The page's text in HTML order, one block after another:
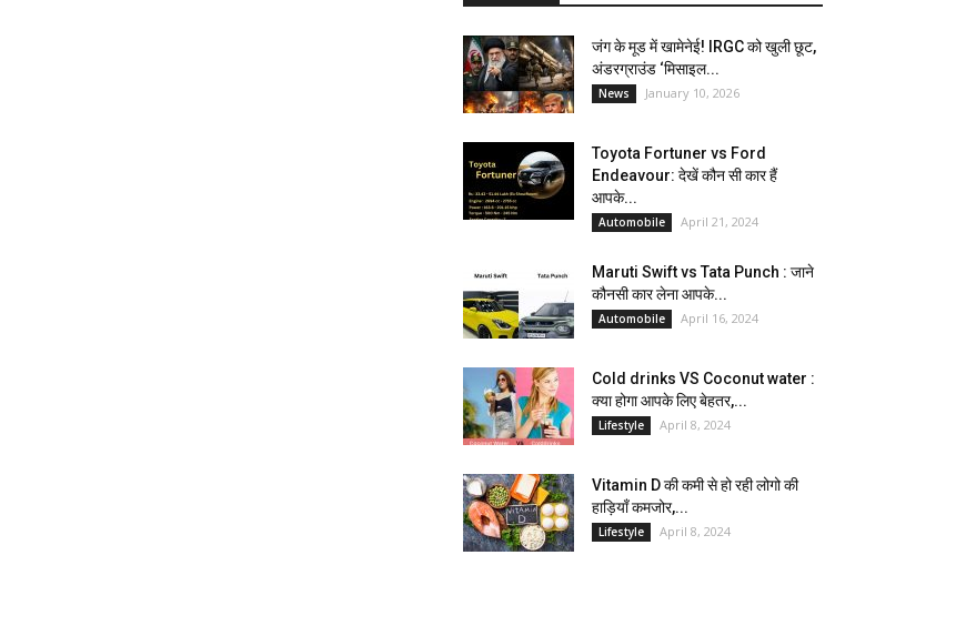
जंग के मूड में खामेनेई! IRGC को खुली छूट,
अंडरग्राउंड ‘मिसाइल...
News January 10, 2026
Toyota Fortuner vs Ford
Endeavour: देखें कौन सी कार हैं
आपके...
Automobile April 21, 2024
Maruti Swift vs Tata Punch : जाने
कौनसी कार लेना आपके...
Automobile April 16, 2024
Cold drinks VS Coconut water :
क्या होगा आपके लिए बेहतर,...
Lifestyle April 8, 2024
Vitamin D की कमी से हो रही लोगो की
हाड़ियाँ कमजोर,...
Lifestyle April 8, 2024